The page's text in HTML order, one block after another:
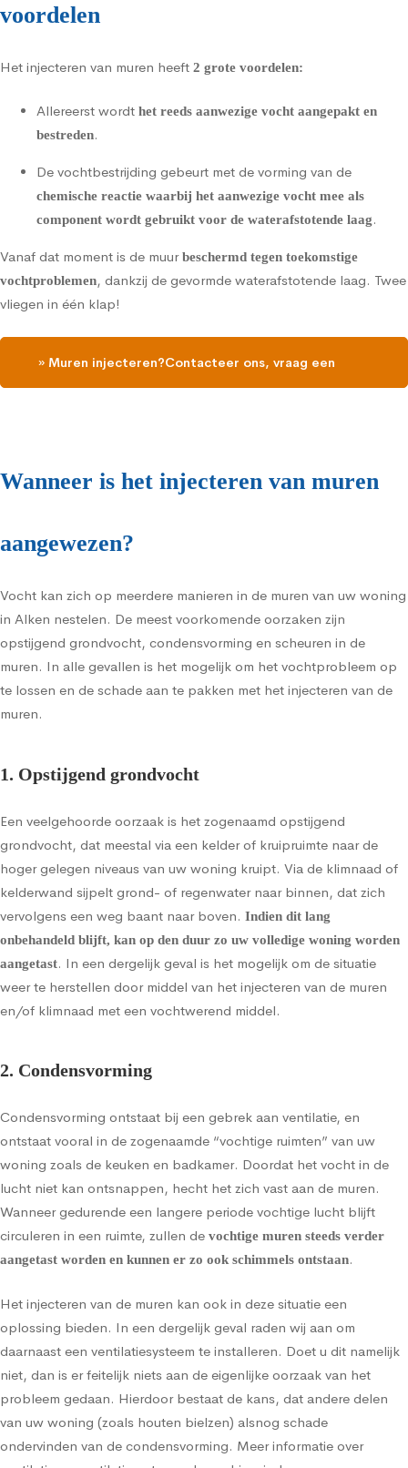
voordelen
Het injecteren van muren heeft 2 grote voordelen:
Allereerst wordt het reeds aanwezige vocht aangepakt en
bestreden.
De vochtbestrijding gebeurt met de vorming van de
chemische reactie waarbij het aanwezige vocht mee als
component wordt gebruikt voor de waterafstotende laag.
Vanaf dat moment is de muurbeschermd tegen toekomstige
vochtproblemen, dankzij de gevormde waterafstotende laag. Twee
vliegen in één klap!
» Muren injecteren?Contacteer ons, vraag een
Wanneer is het injecteren van muren
aangewezen?
Vocht kan zich op meerdere manieren in de muren van uw woning
in Alken nestelen. De meest voorkomende oorzaken zijn
opstijgend grondvocht, condensvorming en scheuren in de
muren. In alle gevallen is het mogelijk om het vochtprobleem op
te lossen en de schade aan te pakken met het injecteren van de
muren.
1. Opstijgend grondvocht
Een veelgehoorde oorzaak is het zogenaamd opstijgend
grondvocht, dat meestal via een kelder of kruipruimte naar de
hoger gelegen niveaus van uw woning kruipt. Via de klimnaad of
kelderwand sijpelt grond- of regenwater naar binnen, dat zich
vervolgens een weg baant naar boven. Indien dit lang
onbehandeld blijft, kan op den duur zo uw volledige woning worden
aangetast. In een dergelijk geval is het mogelijk om de situatie
weer te herstellen door middel van het injecteren van de muren
en/of klimnaad met een vochtwerend middel.
2. Condensvorming
Condensvorming ontstaat bij een gebrek aan ventilatie, en
ontstaat vooral in de zogenaamde “vochtige ruimten” van uw
woning zoals de keuken en badkamer. Doordat het vocht in de
lucht niet kan ontsnappen, hecht het zich vast aan de muren.
Wanneer gedurende een langere periode vochtige lucht blijft
circuleren in een ruimte, zullen de vochtige muren steeds verder
aangetast worden en kunnen er zo ook schimmels ontstaan.
Het injecteren van de muren kan ook in deze situatie een
oplossing bieden. In een dergelijk geval raden wij aan om
daarnaast een ventilatiesysteem te installeren. Doet u dit namelijk
niet, dan is er feitelijk niets aan de eigenlijke oorzaak van het
probleem gedaan. Hierdoor bestaat de kans, dat andere delen
van uw woning (zoals houten bielzen) alsnog schade
ondervinden van de condensvorming. Meer informatie over